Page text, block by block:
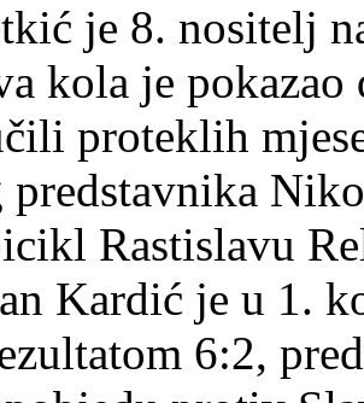
je 8. nositelj
kola je
proteklih
predstavnika
Rastislavu
Kardić je u 1.
6:2,